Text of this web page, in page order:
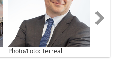
Photo/Foto: Terreal